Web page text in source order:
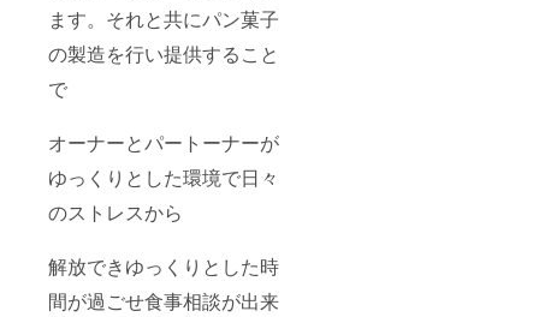
ます。それと共にパン菓子
の製造を行い提供すること
で
オーナーとパートーナーが
ゆっくりとした環境で日々
のストレスから
解放できゆっくりとした時
間が過ごせ食事相談が出来